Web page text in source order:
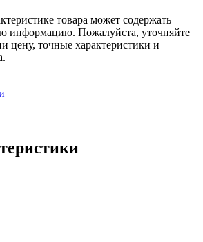
товара может содержать
информацию. Пожалуйста, уточняйте
цену, точные характеристики и